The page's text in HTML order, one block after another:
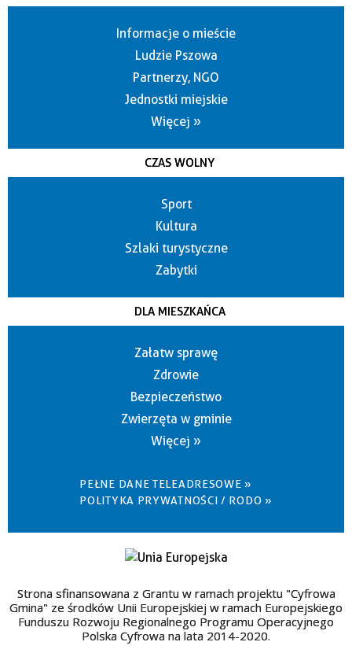
Informacje o mieście
Ludzie Pszowa
Partnerzy, NGO
Jednostki miejskie
Więcej »
CZAS WOLNY
Sport
Kultura
Szlaki turystyczne
Zabytki
DLA MIESZKAŃCA
Załatw sprawę
Zdrowie
Bezpieczeństwo
Zwierzęta w gminie
Więcej »
PEŁNE DANE TELEADRESOWE »
POLITYKA PRYWATNOŚCI / RODO »
Strona sfinansowana z Grantu w ramach projektu "Cyfrowa
Gmina" ze środków Unii Europejskiej w ramach Europejskiego
Funduszu Rozwoju Regionalnego Programu Operacyjnego
Polska Cyfrowa na lata 2014-2020.